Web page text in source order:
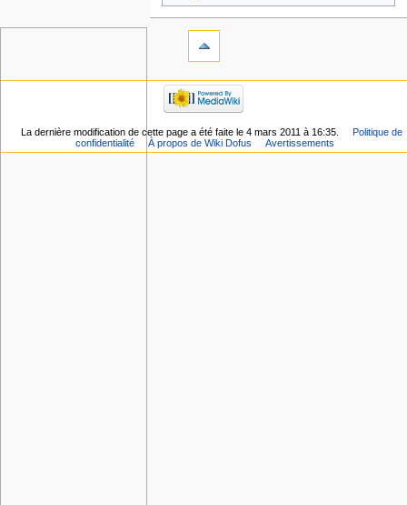
La dernière modification de cette page a été faite le 4 mars 2011 à 16:35.
Politique de
confidentialité
À propos de Wiki Dofus Avertissements